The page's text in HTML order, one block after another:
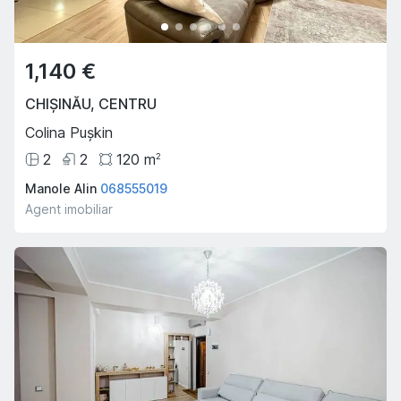
1,140 €
CHIȘINĂU, CENTRU
Colina Pușkin
2
2 120 m2
Manole Alin 068555019
Agent imobiliar